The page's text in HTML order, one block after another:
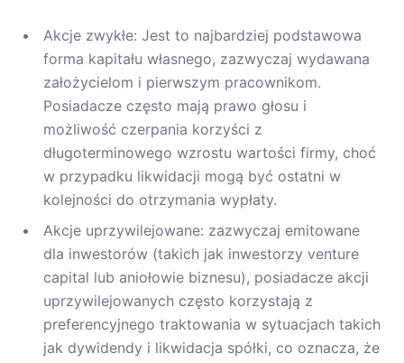
Akcje zwykłe: Jest to najbardziej podstawowa
forma kapitału własnego, zazwyczaj wydawana
założycielom i pierwszym pracownikom.
Posiadacze często mają prawo głosu i
możliwość czerpania korzyści z
długoterminowego wzrostu wartości firmy, choć
w przypadku likwidacji mogą być ostatni w
kolejności do otrzymania wypłaty.
Akcje uprzywilejowane: zazwyczaj emitowane
dla inwestorów (takich jak inwestorzy venture
capital lub aniołowie biznesu), posiadacze akcji
uprzywilejowanych często korzystają z
preferencyjnego traktowania w sytuacjach takich
jak dywidendy i likwidacja spółki, co oznacza, że